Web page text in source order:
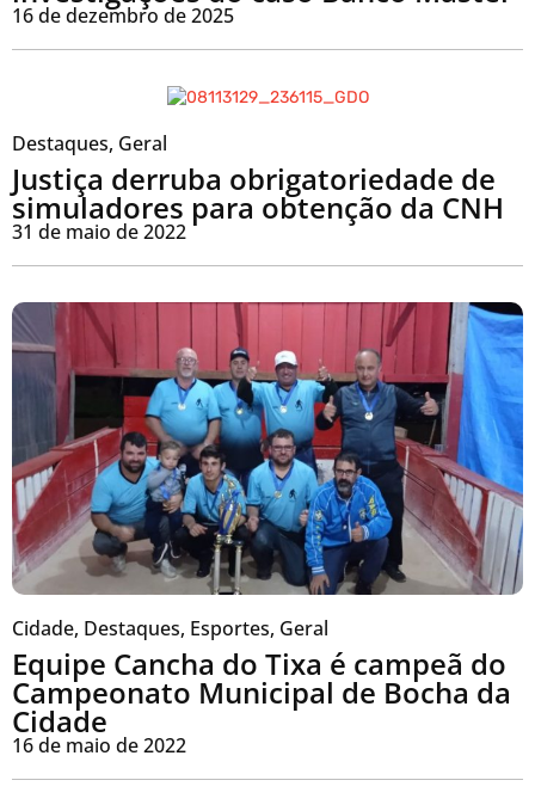
16 de dezembro de 2025
Destaques, Geral
Justiça derruba obrigatoriedade de
simuladores para obtenção da CNH
31 de maio de 2022
Cidade, Destaques, Esportes, Geral
Equipe Cancha do Tixa é campeã do
Campeonato Municipal de Bocha da
Cidade
16 de maio de 2022